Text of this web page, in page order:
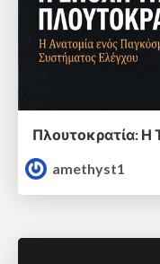
amethyst1